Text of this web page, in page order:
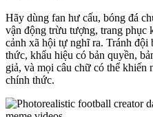
Hãy dùng fan hư cấu, bóng đá
vận động trừu tượng, trang phục
cảnh xã hội tự nghĩ ra. Tránh đội
thức, khẩu hiệu có bản quyền,
giả, và mọi câu chữ có thể
chính thức.